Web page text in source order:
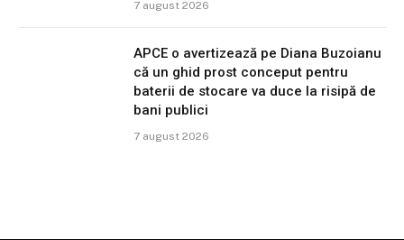
7 august 2026
APCE o avertizează pe Diana Buzoianu
că un ghid prost conceput pentru
baterii de stocare va duce la risipă de
bani publici
7 august 2026